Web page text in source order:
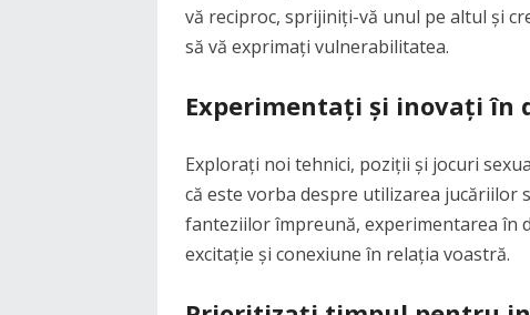
vă reciproc, sprijiniți-vă unul pe altul și
să vă exprimați vulnerabilitatea.
Experimentați și inovați în
Explorați noi tehnici, poziții și jocuri
că este vorba despre utilizarea jucăriilor
fanteziilor împreună, experimentarea în
excitație și conexiune în relația voastră.